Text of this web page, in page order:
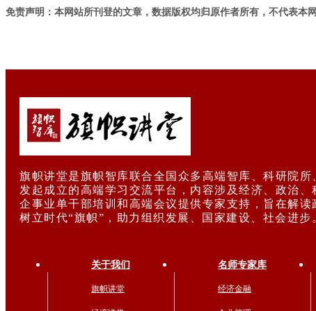
免责声明：本网站所刊登的文章，数据版权均归原作者所有，不代表本
旗帜讲堂是旗帜智库联合全国众多高端智库、科研院
发起成立的高端学习交流平台，内容涉及经济、政治
企事业单干部培训和高端会议提供专家支持，旨在解读
树立时代“旗帜”，助力组织发展、国家建设、社会进步
关于我们
旗帜讲堂
名师专家库
经济金融